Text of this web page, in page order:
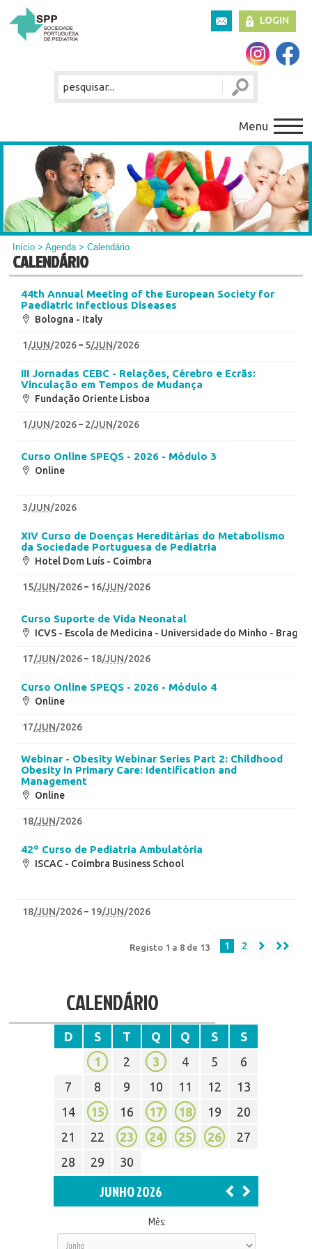
LOGIN
Menu
Início >Agenda> Calendário
CALENDÁRIO
44th Annual Meeting of the European Society for
Paediatric Infectious Diseases
Bologna - Italy
1/JUN/2026 5/JUN/2026
III Jornadas CEBC - Relações, Cérebro e Ecrãs:
Vinculação em Tempos de Mudança
Fundação Oriente Lisboa
1/JUN/2026 2/JUN/2026
Curso Online SPEQS - 2026 - Módulo 3
Online
3/JUN/2026
XIV Curso de Doenças Hereditárias do Metabolismo
da Sociedade Portuguesa de Pediatria
Hotel Dom Luís - Coimbra
15/JUN/2026 16/JUN/2026
Curso Suporte de Vida Neonatal
ICVS - Escola de Medicina - Universidade do Minho - Braga
17/JUN/2026 18/JUN/2026
Curso Online SPEQS - 2026 - Módulo 4
Online
17/JUN/2026
Webinar - Obesity Webinar Series Part 2: Childhood
Obesity in Primary Care: Identification and
Management
Online
18/JUN/2026
42º Curso de Pediatria Ambulatória
ISCAC - Coimbra Business School
18/JUN/2026 19/JUN/2026
Registo 1 a 8 de 13 1 2
CALENDÁRIO
D S T Q Q S
S
1
2 3 4 5
6
7
8 9 10 11 12
13
14
15 16 17 18 19
20
21
22 23 24 25 26
27
28
29 30
JUNHO 2026
Mês: